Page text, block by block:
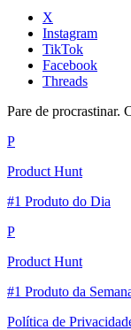
X
Instagram
TikTok
Facebook
Threads
Pare de procrastinar.
P
Product Hunt
#1 Produto do Dia
P
Product Hunt
#1 Produto da
Política de